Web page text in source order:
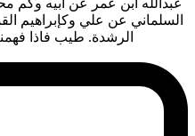
عبدالله ابن عمر عن ابيه وكم
السلماني عن علي وكإبراهيم
الرشدة. طيب فاذا